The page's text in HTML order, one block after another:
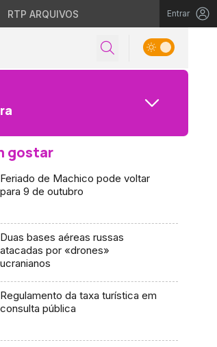
RTP ARQUIVOS Entrar
gostar
Feriado de Machico pode voltar
para 9 de outubro
Duas bases aéreas russas
atacadas por «drones»
ucranianos
Regulamento da taxa turística em
consulta pública